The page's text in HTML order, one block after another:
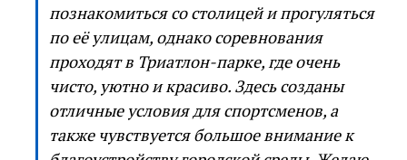
познакомиться со столицей и прогуляться
по её улицам, однако соревнования
проходят в Триатлон-парке, где очень
чисто, уютно и красиво. Здесь созданы
отличные условия для спортсменов, а
также чувствуется большое внимание к